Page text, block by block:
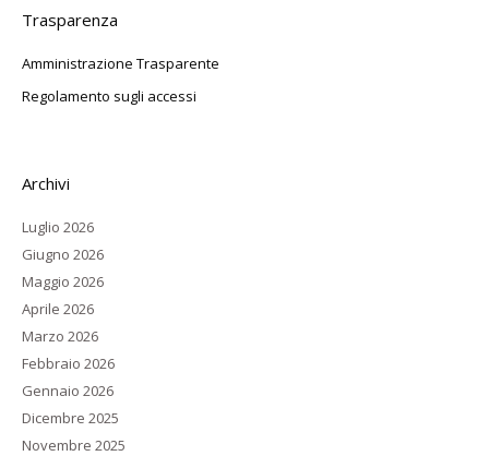
Trasparenza
Amministrazione Trasparente
Regolamento sugli accessi
Archivi
Luglio 2026
Giugno 2026
Maggio 2026
Aprile 2026
Marzo 2026
Febbraio 2026
Gennaio 2026
Dicembre 2025
Novembre 2025